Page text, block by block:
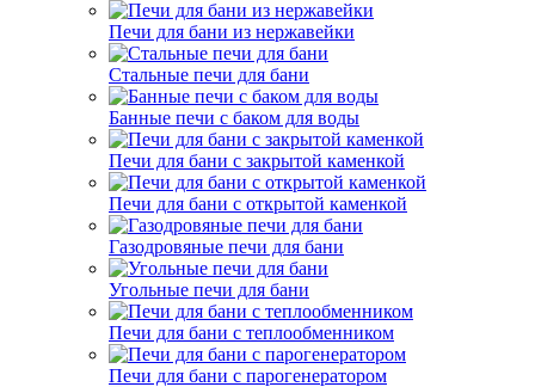
Печи для бани из нержавейки
Стальные печи для бани
Банные печи с баком для воды
Печи для бани с закрытой каменкой
Печи для бани с открытой каменкой
Газодровяные печи для бани
Угольные печи для бани
Печи для бани с теплообменником
Печи для бани с парогенератором